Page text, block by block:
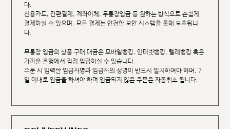
다.
신용카드, 간편결제, 계좌이체, 무통장입금 등 원하는 방식으로 손쉽게
결제하실 수 있으며, 모든 결제는 안전한 보안 시스템을 통해 보호됩니
다.
무통장 입금의 상품 구매 대금은 모바일뱅킹, 인터넷뱅킹, 텔레뱅킹 혹은
가까운 은행에서 직접 입금하실 수 있습니다.
주문 시 입력한 입금자명과 입금자의 성명이 반드시 일치하여야 하며, 7
일 이내로 입금을 하셔야 하며 입금되지 않은 주문은 자동취소 됩니다.